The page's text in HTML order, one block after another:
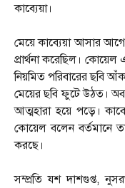
কাব্যেয়া।
মেয়ে কাব্যেয়া আসার
প্রার্থনা করেছিল।
নিয়মিত পরিবারের ছবি
মেয়ের ছবি ফুটে উঠত।
আত্মহারা হয়ে পড়ে।
কোয়েল বলেন বর্তমানে
করছে।
সম্প্রতি যশ দাশগুপ্ত,